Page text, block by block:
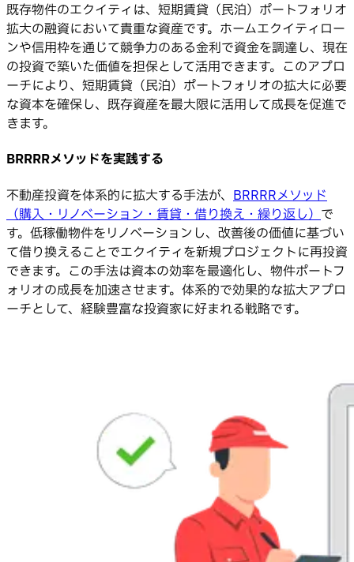
既存物件のエクイティは、短期賃貸（民泊）ポートフォリオ
拡大の融資において貴重な資産です。ホームエクイティロー
ンや信用枠を通じて競争力のある金利で資金を調達し、現在
の投資で築いた価値を担保として活用できます。このアプロ
ーチにより、短期賃貸（民泊）ポートフォリオの拡大に必要
な資本を確保し、既存資産を最大限に活用して成長を促進で
きます。
BRRRRメソッドを実践する
不動産投資を体系的に拡大する手法が、 BRRRRメソッド
（購入・リノベーション・賃貸・借り換え・繰り返し） で
す。低稼働物件をリノベーションし、改善後の価値に基づい
て借り換えることでエクイティを新規プロジェクトに再投資
できます。この手法は資本の効率を最適化し、物件ポートフ
ォリオの成長を加速させます。体系的で効果的な拡大アプロ
ーチとして、経験豊富な投資家に好まれる戦略です。